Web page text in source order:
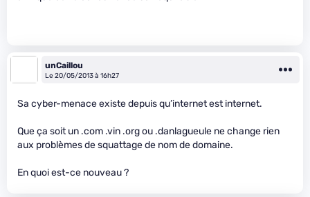
unCaillou
Le 20/05/2013 à 16h27
Sa cyber-menace existe depuis qu’internet est internet.
Que ça soit un .com .vin .org ou .danlagueule ne change rien
aux problèmes de squattage de nom de domaine.
En quoi est-ce nouveau ?